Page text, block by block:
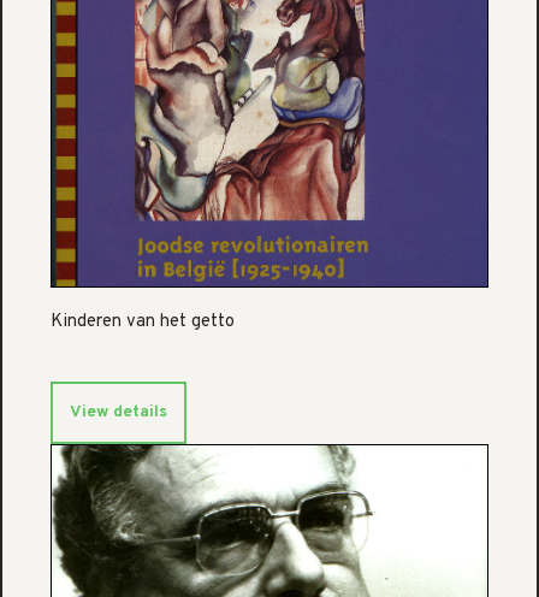
Kinderen van het getto
View details